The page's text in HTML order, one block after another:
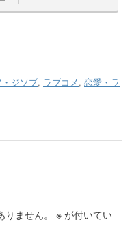
・ジソブ, ラブコメ, 恋愛・ラ
ません。 ※ が付いてい